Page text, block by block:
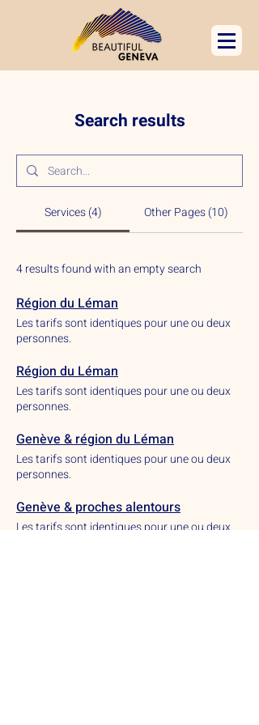
Search results
Services (4) Other Pages (10)
4 results found with an empty search
Région du Léman
Les tarifs sont identiques pour une ou deux
personnes.
Région du Léman
Les tarifs sont identiques pour une ou deux
personnes.
Genève & région du Léman
Les tarifs sont identiques pour une ou deux
personnes.
Genève & proches alentours
Les tarifs sont identiques pour une ou deux